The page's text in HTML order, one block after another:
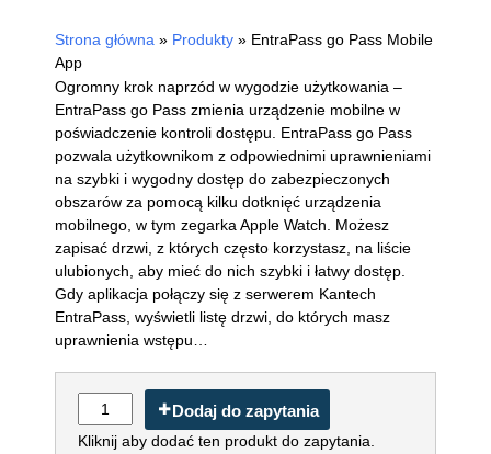
Strona główna » Produkty » EntraPass go Pass Mobile
App
Ogromny krok naprzód w wygodzie użytkowania –
EntraPass go Pass zmienia urządzenie mobilne w
poświadczenie kontroli dostępu. EntraPass go Pass
pozwala użytkownikom z odpowiednimi uprawnieniami
na szybki i wygodny dostęp do zabezpieczonych
obszarów za pomocą kilku dotknięć urządzenia
mobilnego, w tym zegarka Apple Watch. Możesz
zapisać drzwi, z których często korzystasz, na liście
ulubionych, aby mieć do nich szybki i łatwy dostęp.
Gdy aplikacja połączy się z serwerem Kantech
EntraPass, wyświetli listę drzwi, do których masz
uprawnienia wstępu…
Dodaj do zapytania
Kliknij aby dodać ten produkt do zapytania.